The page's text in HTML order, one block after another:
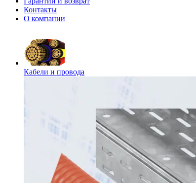
Контакты
О компании
Кабели и провода